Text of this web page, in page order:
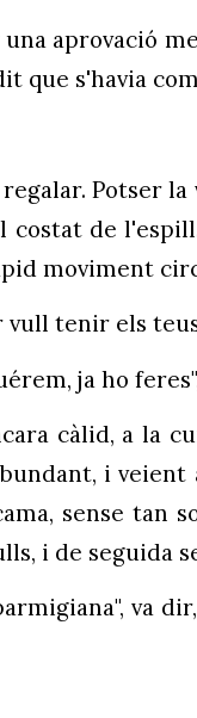
aprovació
que s'havia
Potser
de
moviment
tenir els
ja ho
càlid, a la
i
sense tan
i de seguida
va